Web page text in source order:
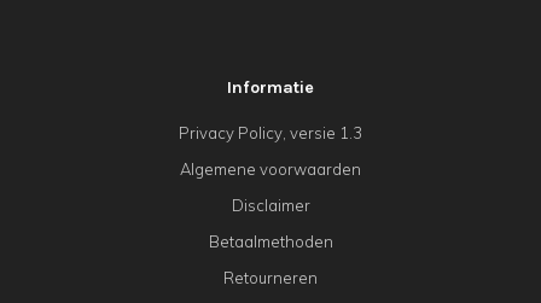
Informatie
Privacy Policy, versie 1.3
Algemene voorwaarden
Disclaimer
Betaalmethoden
Retourneren